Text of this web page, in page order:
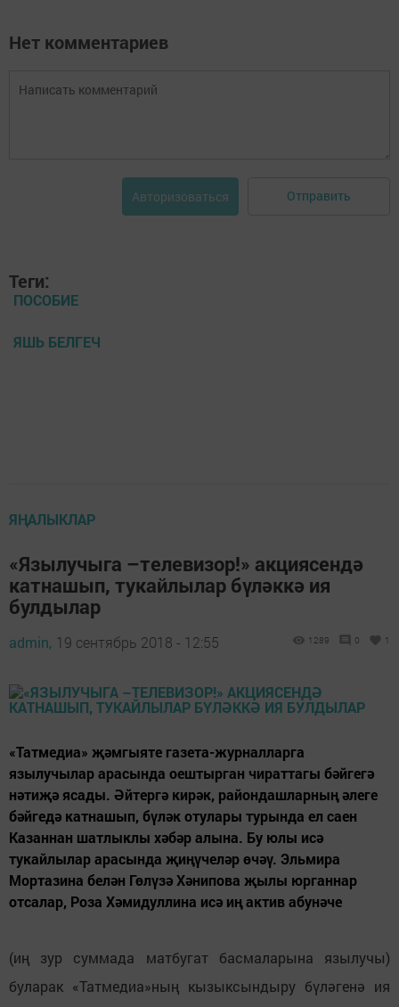
Нет комментариев
Авторизоваться Отправить
Теги:
ПОСОБИЕ
ЯШЬ БЕЛГЕЧ
ЯҢАЛЫКЛАР
«Язылучыга –телевизор!» акциясендә
катнашып, тукайлылар бүләккә ия
булдылар
admin, 19 сентябрь 2018 - 12:55 1289 0 1
«Татмедиа» җәмгыяте газета-журналларга
язылучылар арасында оештырган чираттагы бәйгегә
нәтиҗә ясады. Әйтергә кирәк, райондашларның әлеге
бәйгедә катнашып, бүләк отулары турында ел саен
Казаннан шатлыклы хәбәр алына. Бу юлы исә
тукайлылар арасында җиңүчеләр өчәү. Эльмира
Мортазина белән Гөлүзә Хәнипова җылы юрганнар
отсалар, Роза Хәмидуллина исә иң актив абунәче
(иң зур суммада матбугат басмаларына язылучы)
буларак «Татмедиа»ның кызыксындыру бүләгенә ия